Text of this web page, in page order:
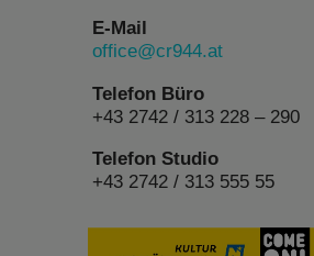
E-Mail
office@cr944.at
Telefon Büro
+43 2742 / 313 228 – 290
Telefon Studio
+43 2742 / 313 555 55